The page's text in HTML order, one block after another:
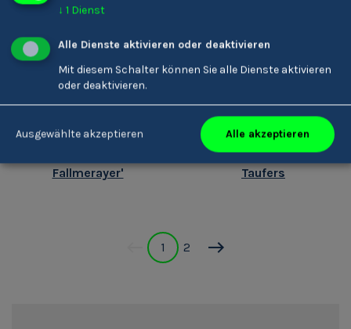
Fallmerayer'
Schulzentrum Sand in
Taufers
1 2
↓ 1 Dienst
Alle Dienste aktivieren oder deaktivieren
Mit diesem Schalter können Sie alle Dienste aktivieren
oder deaktivieren.
Ausgewählte akzeptieren Alle akzeptieren